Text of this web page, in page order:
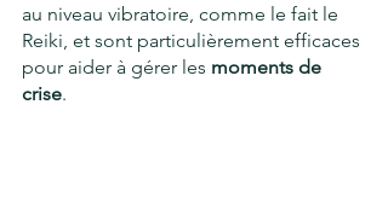
au niveau vibratoire, comme le fait le
Reiki, et sont particulièrement efficaces
pour aider à gérer les moments de
crise.